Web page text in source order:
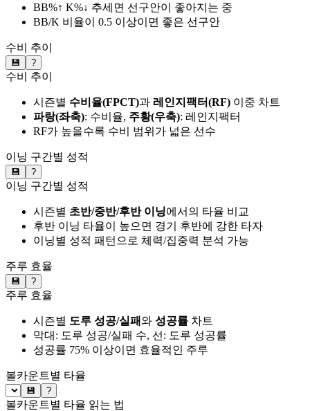
BB%↑ K%↓ 추세면 선구안이 좋아지는 중
BB/K 비율이 0.5 이상이면 좋은 선구안
수비 추이
💾 ?
수비 추이
시즌별 수비율(FPCT)과 레인지팩터(RF) 이중 차트
파랑(좌축): 수비율, 주황(우축): 레인지팩터
RF가 높을수록 수비 범위가 넓은 선수
이닝 구간별 성적
💾 ?
이닝 구간별 성적
시즌별 초반/중반/후반 이닝에서의 타율 비교
후반 이닝 타율이 높으면 경기 후반에 강한 타자
이닝별 성적 패턴으로 체력/집중력 분석 가능
주루 효율
💾 ?
주루 효율
시즌별 도루 성공/실패와 성공률 차트
막대: 도루 성공/실패 수, 선: 도루 성공률
성공률 75% 이상이면 효율적인 주루
볼카운트별 타율
💾 ?
볼카운트별 타율 읽는 법